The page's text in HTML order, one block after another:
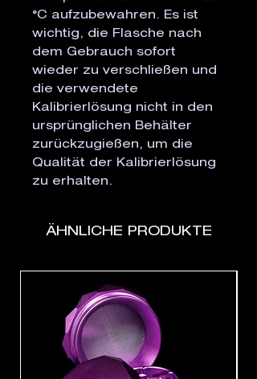
°C aufzubewahren. Es ist
wichtig, die Flasche nach
dem Gebrauch sofort
wieder zu verschließen und
die verwendete
Kalibrierlösung nicht in den
ursprünglichen Behälter
zurückzugießen, um die
Qualität der Kalibrierlösung
zu erhalten.
ÄHNLICHE PRODUKTE